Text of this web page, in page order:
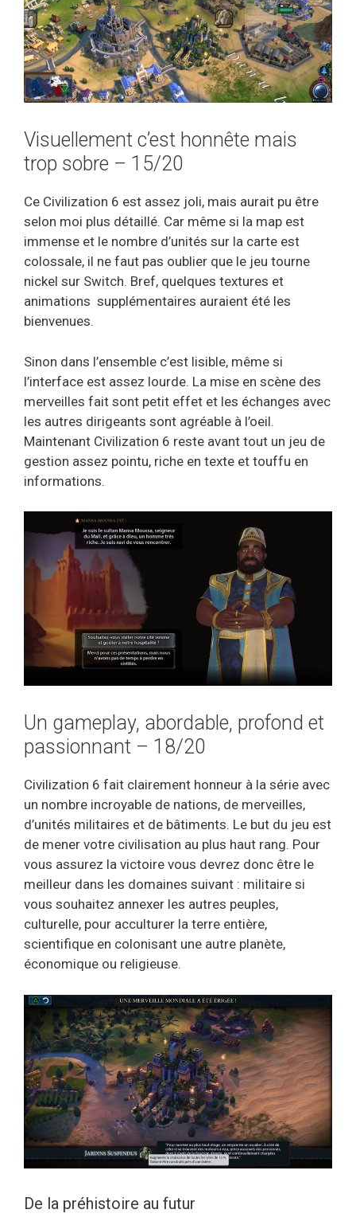
Visuellement c’est honnête mais
trop sobre – 15/20
Ce Civilization 6 est assez joli, mais aurait pu être
selon moi plus détaillé. Car même si la map est
immense et le nombre d’unités sur la carte est
colossale, il ne faut pas oublier que le jeu tourne
nickel sur Switch. Bref, quelques textures et
animations supplémentaires auraient été les
bienvenues.
Sinon dans l’ensemble c’est lisible, même si
l’interface est assez lourde. La mise en scène des
merveilles fait sont petit effet et les échanges avec
les autres dirigeants sont agréable à l’oeil.
Maintenant Civilization 6 reste avant tout un jeu de
gestion assez pointu, riche en texte et touffu en
informations.
Un gameplay, abordable, profond et
passionnant – 18/20
Civilization 6 fait clairement honneur à la série avec
un nombre incroyable de nations, de merveilles,
d’unités militaires et de bâtiments. Le but du jeu est
de mener votre civilisation au plus haut rang. Pour
vous assurez la victoire vous devrez donc être le
meilleur dans les domaines suivant : militaire si
vous souhaitez annexer les autres peuples,
culturelle, pour acculturer la terre entière,
scientifique en colonisant une autre planète,
économique ou religieuse.
De la préhistoire au futur